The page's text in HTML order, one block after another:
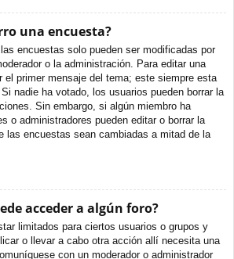
una encuesta?
encuestas solo pueden ser modificadas por
o la administración. Para editar una
el primer mensaje del tema; este siempre esta
nadie ha votado, los usuarios pueden borrar la
Sin embargo, si algún miembro ha
o administradores pueden editar o borrar la
las encuestas sean cambiadas a mitad de la
acceder a algún foro?
limitados para ciertos usuarios o grupos y
o llevar a cabo otra acción allí necesita una
con un moderador o administrador